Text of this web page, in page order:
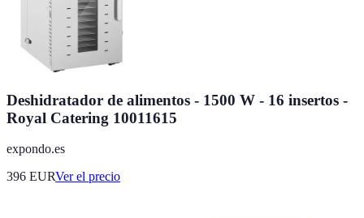
Deshidratador de alimentos - 1500 W - 16 insertos -
Royal Catering 10011615
expondo.es
396 EURVer el precio